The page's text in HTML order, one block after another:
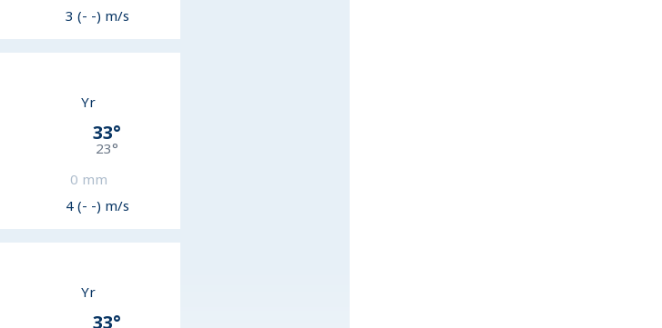
3 (- -) m/s
Yr
33°
23°
0 mm
4 (- -) m/s
Yr
33°